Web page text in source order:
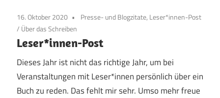
16. Oktober 2020
Presse- und Blogzitate, Leser*innen-Post
/ Über das Schreiben
Leser*innen-Post
Dieses Jahr ist nicht das richtige Jahr, um bei
Veranstaltungen mit Leser*innen persönlich über ein
Buch zu reden. Das fehlt mir sehr. Umso mehr freue